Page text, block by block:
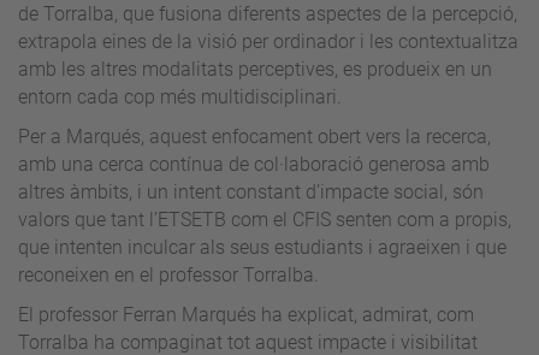
de Torralba, que fusiona diferents aspectes de la percepció,
extrapola eines de la visió per ordinador i les contextualitza
amb les altres modalitats perceptives, es produeix en un
entorn cada cop més multidisciplinari.
Per a Marqués, aquest enfocament obert vers la recerca,
amb una cerca contínua de col·laboració generosa amb
altres àmbits, i un intent constant d’impacte social, són
valors que tant l’ETSETB com el CFIS senten com a propis,
que intenten inculcar als seus estudiants i agraeixen i que
reconeixen en el professor Torralba.
El professor Ferran Marqués ha explicat, admirat, com
Torralba ha compaginat tot aquest impacte i visibilitat